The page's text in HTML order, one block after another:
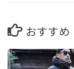
おすすめ